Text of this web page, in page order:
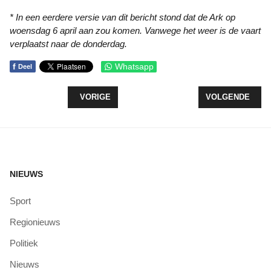
* In een eerdere versie van dit bericht stond dat de Ark op
woensdag 6 april aan zou komen. Vanwege het weer is de vaart
verplaatst naar de donderdag.
f Deel Whatsapp
VORIG ARTIKEL: KIJKDAG VOOR TOEKOMSTIGE
VORIGE VOLGENDE
VOLGENDE
NIEUWS
Sport
Regionieuws
Politiek
Nieuws